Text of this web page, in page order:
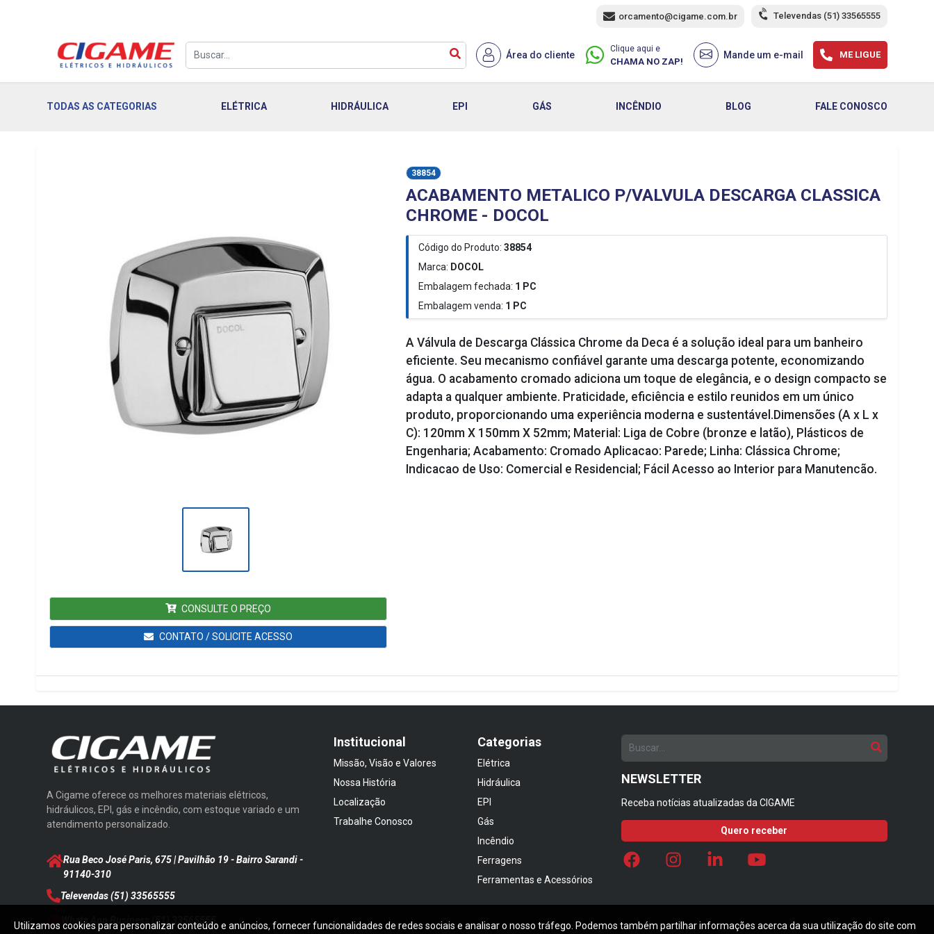
orcamento@cigame.com.br Televendas (51) 33565555
Área do cliente
Clique aqui e
CHAMA NO ZAP!
Mande um e-mail ME LIGUE
TODAS AS CATEGORIAS ELÉTRICA HIDRÁULICA EPI GÁS INCÊNDIO BLOG FALE CONOSCO
CONSULTE O PREÇO
CONTATO / SOLICITE ACESSO
38854
ACABAMENTO METALICO P/VALVULA DESCARGA CLASSICA
CHROME - DOCOL
Código do Produto: 38854
Marca: DOCOL
Embalagem fechada: 1 PC
Embalagem venda: 1 PC
A Válvula de Descarga Clássica Chrome da Deca é a solução ideal para um banheiro
eficiente. Seu mecanismo confiável garante uma descarga potente, economizando
água. O acabamento cromado adiciona um toque de elegância, e o design compacto se
adapta a qualquer ambiente. Praticidade, eficiência e estilo reunidos em um único
produto, proporcionando uma experiência moderna e sustentável.Dimensões (A x L x
C): 120mm X 150mm X 52mm; Material: Liga de Cobre (bronze e latão), Plásticos de
Engenharia; Acabamento: Cromado Aplicacao: Parede; Linha: Clássica Chrome;
Indicacao de Uso: Comercial e Residencial; Fácil Acesso ao Interior para Manutencão.
A Cigame oferece os melhores materiais elétricos,
hidráulicos, EPI, gás e incêndio, com estoque variado e um
atendimento personalizado.
Rua Beco José Paris, 675 | Pavilhão 19 - Bairro Sarandi-
91140-310
Televendas(51) 33565555
Whats App Business (51) 33565555
Institucional
Missão, Visão e Valores
Nossa História
Localização
Trabalhe Conosco
Categorias
Elétrica
Hidráulica
EPI
Gás
Incêndio
Ferragens
Ferramentas e Acessórios
NEWSLETTER
Receba notícias atualizadas da CIGAME
Quero receber
Utilizamos cookies para personalizar conteúdo e anúncios, fornecer funcionalidades de redes sociais e analisar o nosso tráfego. Podemos também partilhar informações acerca da sua utilização do site com